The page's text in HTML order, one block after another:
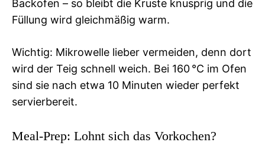
Backofen – so bleibt die Kruste knusprig und die
Füllung wird gleichmäßig warm.
Wichtig: Mikrowelle lieber vermeiden, denn dort
wird der Teig schnell weich. Bei 160 °C im Ofen
sind sie nach etwa 10 Minuten wieder perfekt
servierbereit.
Meal-Prep: Lohnt sich das Vorkochen?